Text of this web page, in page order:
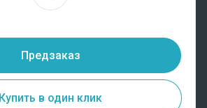
Предзаказ
Купить в один клик